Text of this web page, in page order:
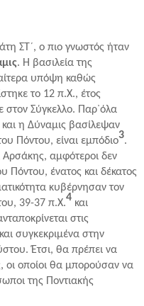
ΣΤ´, ο πιο γνωστός ήταν
. Η βασιλεία της
υπόψη καθώς
το 12 π.Χ., έτος
Σύγκελλο. Παρ᾽όλα
η Δύναμις βασίλεψαν
Πόντου, είναι εμπόδιο3.
Αρσάκης, αμφότεροι δεν
Πόντου, ένατος και δέκατος
κυβέρνησαν τον
39-37 π.Χ.4 και
στις
συγκεκριμένα στην
Έτσι, θα πρέπει να
οποίοι θα μπορούσαν να
της Ποντιακής